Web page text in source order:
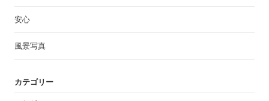
安心
風景写真
カテゴリー